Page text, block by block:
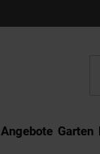
Angebote Garten